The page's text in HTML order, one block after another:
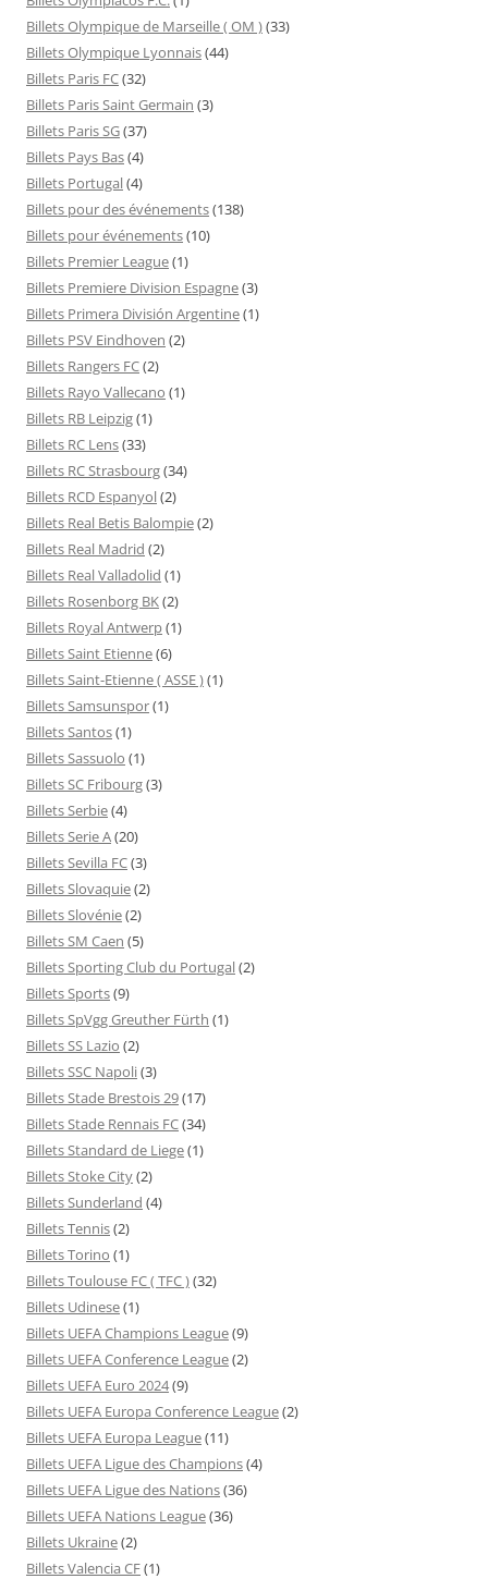
Billets Olympique de Marseille ( OM )(33)
Billets Olympique Lyonnais(44)
Billets Paris FC(32)
Billets Paris Saint Germain (3)
Billets Paris SG(37)
Billets Pays Bas(4)
Billets Portugal(4)
Billets pour des événements(138)
Billets pour événements(10)
Billets Premier League(1)
Billets Premiere Division Espagne(3)
Billets Primera División Argentine(1)
Billets PSV Eindhoven (2)
Billets Rangers FC(2)
Billets Rayo Vallecano (1)
Billets RB Leipzig(1)
Billets RC Lens(33)
Billets RC Strasbourg(34)
Billets RCD Espanyol(2)
Billets Real Betis Balompie(2)
Billets Real Madrid (2)
Billets Real Valladolid (1)
Billets Rosenborg BK(2)
Billets Royal Antwerp(1)
Billets Saint Etienne(6)
Billets Saint-Etienne ( ASSE )(1)
Billets Samsunspor(1)
Billets Santos(1)
Billets Sassuolo (1)
Billets SC Fribourg(3)
Billets Serbie(4)
Billets Serie A(20)
Billets Sevilla FC(3)
Billets Slovaquie(2)
Billets Slovénie(2)
Billets SM Caen (5)
Billets Sporting Club du Portugal(2)
Billets Sports(9)
Billets SpVgg Greuther Fürth (1)
Billets SS Lazio (2)
Billets SSC Napoli(3)
Billets Stade Brestois 29(17)
Billets Stade Rennais FC(34)
Billets Standard de Liege(1)
Billets Stoke City(2)
Billets Sunderland (4)
Billets Tennis(2)
Billets Torino (1)
Billets Toulouse FC ( TFC )(32)
Billets Udinese(1)
Billets UEFA Champions League(9)
Billets UEFA Conference League(2)
Billets UEFA Euro 2024(9)
Billets UEFA Europa Conference League(2)
Billets UEFA Europa League(11)
Billets UEFA Ligue des Champions(4)
Billets UEFA Ligue des Nations(36)
Billets UEFA Nations League(36)
Billets Ukraine(2)
Billets Valencia CF(1)